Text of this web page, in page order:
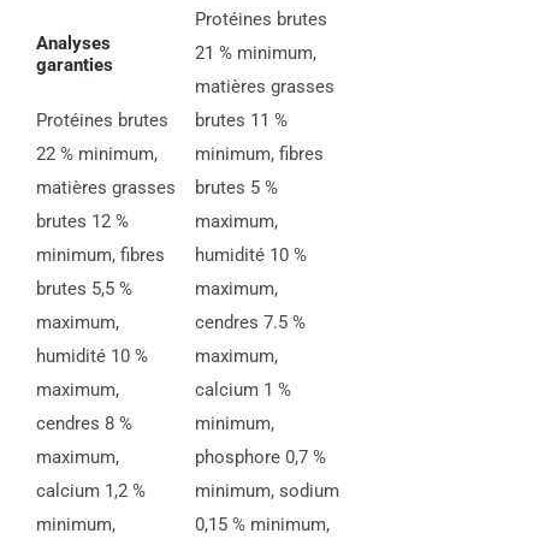
Analyses
garanties
Protéines brutes
22 % minimum,
matières grasses
brutes 12 %
minimum, fibres
brutes 5,5 %
maximum,
humidité 10 %
maximum,
cendres 8 %
maximum,
calcium 1,2 %
minimum,
Protéines brutes
21 % minimum,
matières grasses
brutes 11 %
minimum, fibres
brutes 5 %
maximum,
humidité 10 %
maximum,
cendres 7.5 %
maximum,
calcium 1 %
minimum,
phosphore 0,7 %
minimum, sodium
0,15 % minimum,